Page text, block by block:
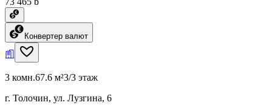
Конвертер валют
3 комн.67.6 м²3/3 этаж
г. Толочин, ул. Лузгина, 6